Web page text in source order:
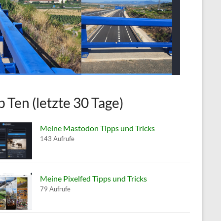
Ten (letzte 30 Tage)
Meine Mastodon Tipps und Tricks
143 Aufrufe
Meine Pixelfed Tipps und Tricks
79 Aufrufe